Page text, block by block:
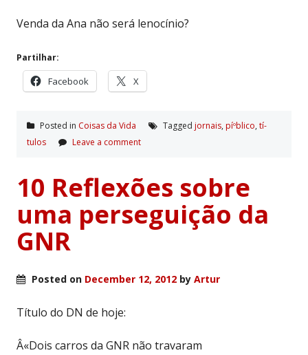
Venda da Ana não será lenocínio?
Partilhar:
Facebook X
Posted in Coisas da Vida Tagged jornais, píºblico, tí­
tulos
Leave a comment
10 Reflexões sobre
uma perseguição da
GNR
Posted on December 12, 2012 by Artur
Título do DN de hoje:
Â«Dois carros da GNR não travaram